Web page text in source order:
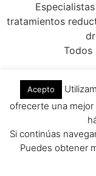
tratamientos
Todos
Acepto
ofrecerte una mejor
Si continúas
Puedes obtener